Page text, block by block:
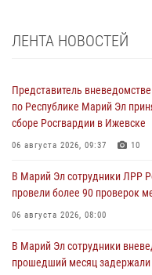
ЛЕНТА НОВОСТЕЙ
Представитель
по Республике Марий Эл
сборе Росгвардии в Ижевске
06 августа 2026, 09:37 10
В Марий Эл сотрудники ЛРР
провели более 90 проверок
06 августа 2026, 08:00
В Марий Эл сотрудники
прошедший месяц задержали